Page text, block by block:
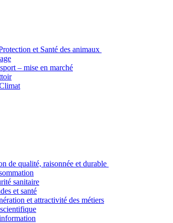
et Santé des animaux
– mise en marché
de qualité, raisonnée et durable
sanitaire
et santé
et attractivité des métiers